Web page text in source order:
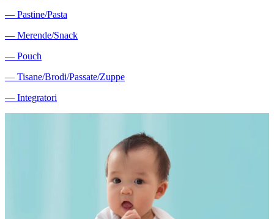
― Pastine/Pasta
― Merende/Snack
― Pouch
― Tisane/Brodi/Passate/Zuppe
― Integratori